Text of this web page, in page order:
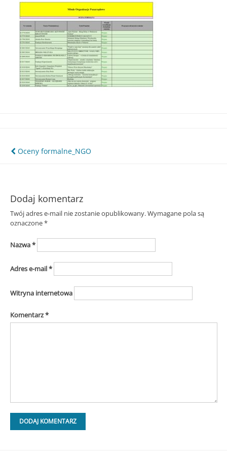
Śląska
Nawigacja
Oceny formalne_NGO
Dodaj komentarz
Twój adres e-mail nie zostanie opublikowany.Wymagane pola są
oznaczone*
Nazwa*
Adres e-mail*
Witryna internetowa
Komentarz*